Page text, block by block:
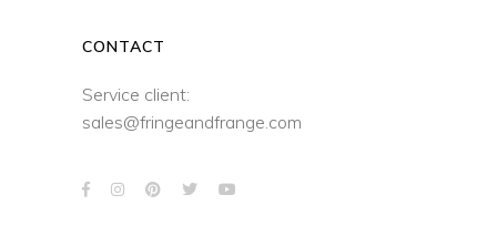
CONTACT
Service client:
sales@fringeandfrange.com